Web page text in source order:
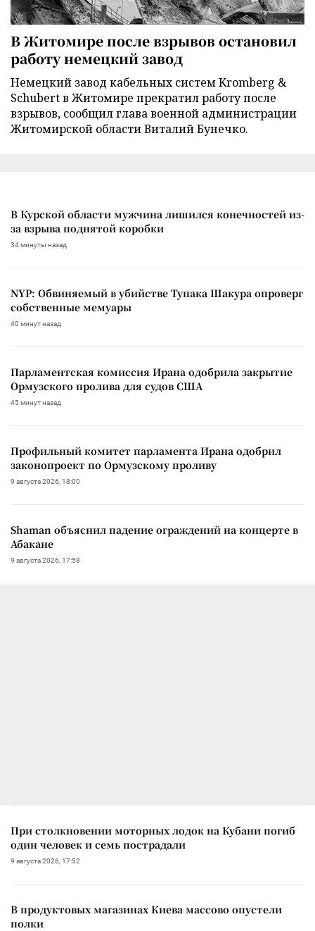
В Житомире после взрывов остановил
работу немецкий завод
Немецкий завод кабельных систем Kromberg &
Schubert в Житомире прекратил работу после
взрывов, сообщил глава военной администрации
Житомирской области Виталий Бунечко.
В Курской области мужчина лишился конечностей из-
за взрыва поднятой коробки
34 минуты назад
NYP: Обвиняемый в убийстве Тупака Шакура опроверг
собственные мемуары
40 минут назад
Парламентская комиссия Ирана одобрила закрытие
Ормузского пролива для судов США
45 минут назад
Профильный комитет парламента Ирана одобрил
законопроект по Ормузскому проливу
9 августа 2026, 18:00
Shaman объяснил падение ограждений на концерте в
Абакане
9 августа 2026, 17:58
При столкновении моторных лодок на Кубани погиб
один человек и семь пострадали
9 августа 2026, 17:52
В продуктовых магазинах Киева массово опустели
полки